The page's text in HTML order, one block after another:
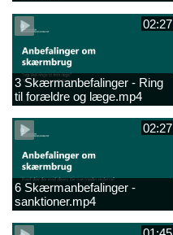
02:27
3 Skærmanbefalinger - Ring
til forældre og læge.mp4
02:27
6 Skærmanbefalinger -
sanktioner.mp4